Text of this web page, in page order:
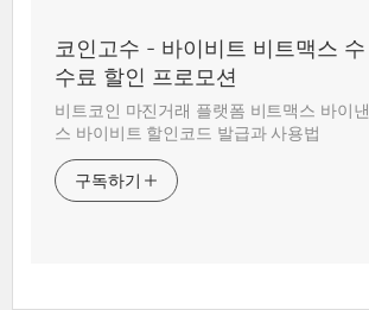
코인고수 - 바이비트 비트맥스 수
수료 할인 프로모션
비트코인 마진거래 플랫폼 비트맥스 바이낸
스 바이비트 할인코드 발급과 사용법
구독하기